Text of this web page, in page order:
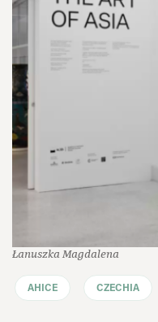
Łanuszka Magdalena
AHICE CZECHIA